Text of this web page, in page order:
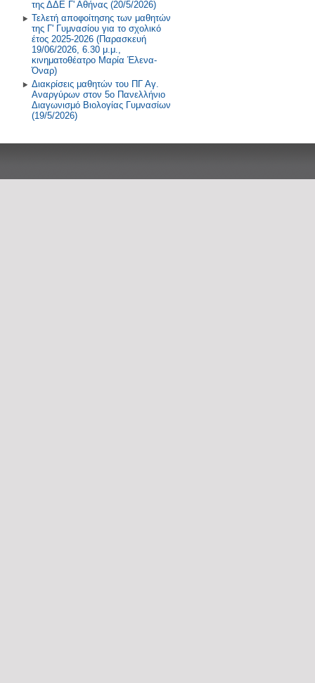
της ΔΔΕ Γ' Αθήνας (20/5/2026)
Τελετή αποφοίτησης των μαθητών
της Γ' Γυμνασίου για το σχολικό
έτος 2025-2026 (Παρασκευή
19/06/2026, 6.30 μ.μ.,
κινηματοθέατρο Μαρία Έλενα-
Όναρ)
Διακρίσεις μαθητών του ΠΓ Αγ.
Αναργύρων στον 5ο Πανελλήνιο
Διαγωνισμό Βιολογίας Γυμνασίων
(19/5/2026)